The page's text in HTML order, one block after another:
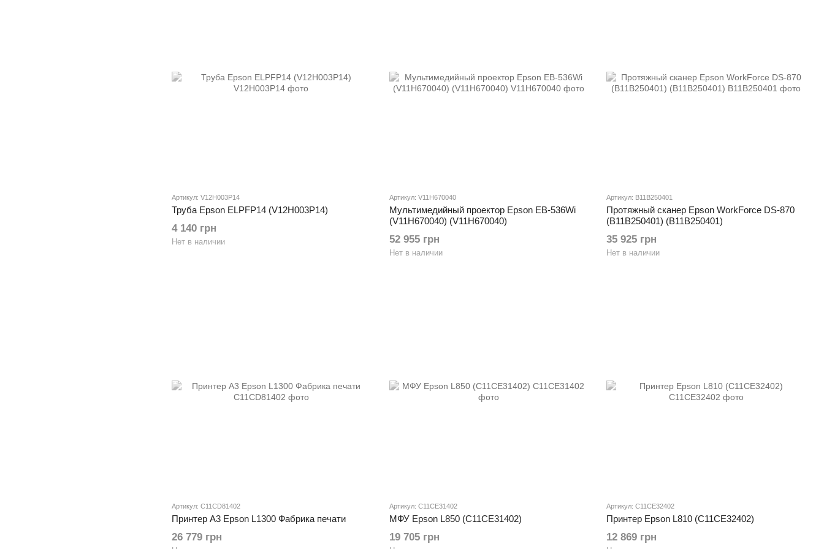
Артикул: V12H003P14
Труба Epson ELPFP14 (V12H003P14)
4 140 грн
Нет в наличии
Артикул: V11H670040
Мультимедийный проектор Epson EB-536Wi
(V11H670040) (V11H670040)
52 955 грн
Нет в наличии
Артикул: B11B250401
Протяжный сканер Epson WorkForce DS-870
(B11B250401) (B11B250401)
35 925 грн
Нет в наличии
Артикул: C11CD81402
Принтер А3 Epson L1300 Фабрика печати
26 779 грн
Артикул: C11CE31402
МФУ Epson L850 (C11CE31402)
19 705 грн
Артикул: C11CE32402
Принтер Epson L810 (C11CE32402)
12 869 грн